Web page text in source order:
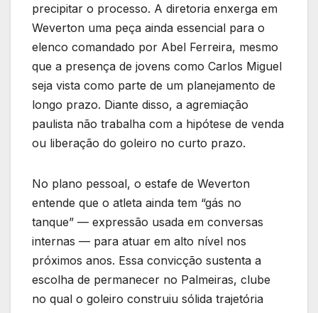
precipitar o processo. A diretoria enxerga em
Weverton uma peça ainda essencial para o
elenco comandado por Abel Ferreira, mesmo
que a presença de jovens como Carlos Miguel
seja vista como parte de um planejamento de
longo prazo. Diante disso, a agremiação
paulista não trabalha com a hipótese de venda
ou liberação do goleiro no curto prazo.
No plano pessoal, o estafe de Weverton
entende que o atleta ainda tem “gás no
tanque” — expressão usada em conversas
internas — para atuar em alto nível nos
próximos anos. Essa convicção sustenta a
escolha de permanecer no Palmeiras, clube
no qual o goleiro construiu sólida trajetória